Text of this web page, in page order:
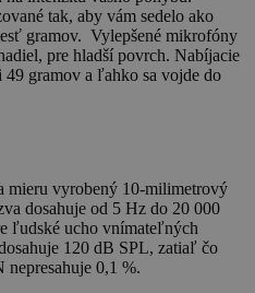
tak, aby vám sedelo ako
gramov. Vylepšené mikrofóny
pre hladší povrch. Nabíjacie
gramov a ľahko sa vojde do
mieru vyrobený 10-milimetrový
dosahuje od 5 Hz do 20 000
ľudské ucho vnímateľných
120 dB SPL, zatiaľ čo
nepresahuje 0,1 %.